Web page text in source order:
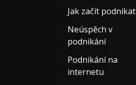
Jak začít podnikat
Neúspěch v
podnikání
Podnikání na
internetu